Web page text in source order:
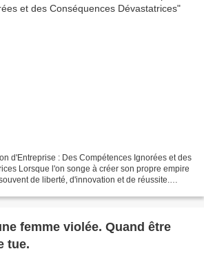
d'Entreprise : Des Compétences Ignorées et des
Lorsque l'on songe à créer son propre empire
de liberté, d'innovation et de réussite.
femme violée. Quand être
tue.